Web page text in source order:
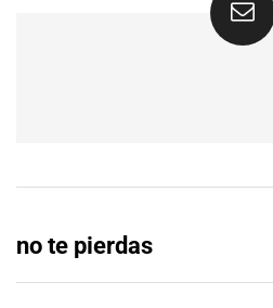
no te pierdas